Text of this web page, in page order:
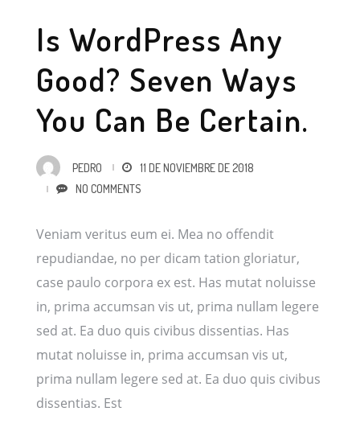
Is WordPress Any
Good? Seven Ways
You Can Be Certain.
PEDRO
11 DE NOVIEMBRE DE 2018
NO COMMENTS
Veniam veritus eum ei. Mea no offendit
repudiandae, no per dicam tation gloriatur,
case paulo corpora ex est. Has mutat noluisse
in, prima accumsan vis ut, prima nullam legere
sed at. Ea duo quis civibus dissentias. Has
mutat noluisse in, prima accumsan vis ut,
prima nullam legere sed at. Ea duo quis civibus
dissentias. Est[…]